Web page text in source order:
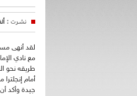
نشرت :
مع نادي
طريقه نحو
جيدة وأكد